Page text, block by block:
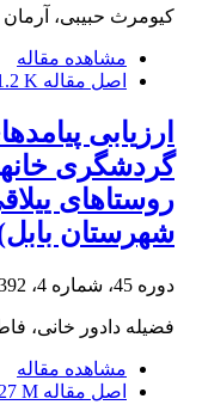
کیومرث حبیبی،
مشاهده مقاله
اصل مقاله K
ارزیابی
روستاهای
شهرستان
دوره 45، شماره 4، 1392، صفحه
فضیله دادور خانی،
مشاهده مقاله
اصل مقاله M